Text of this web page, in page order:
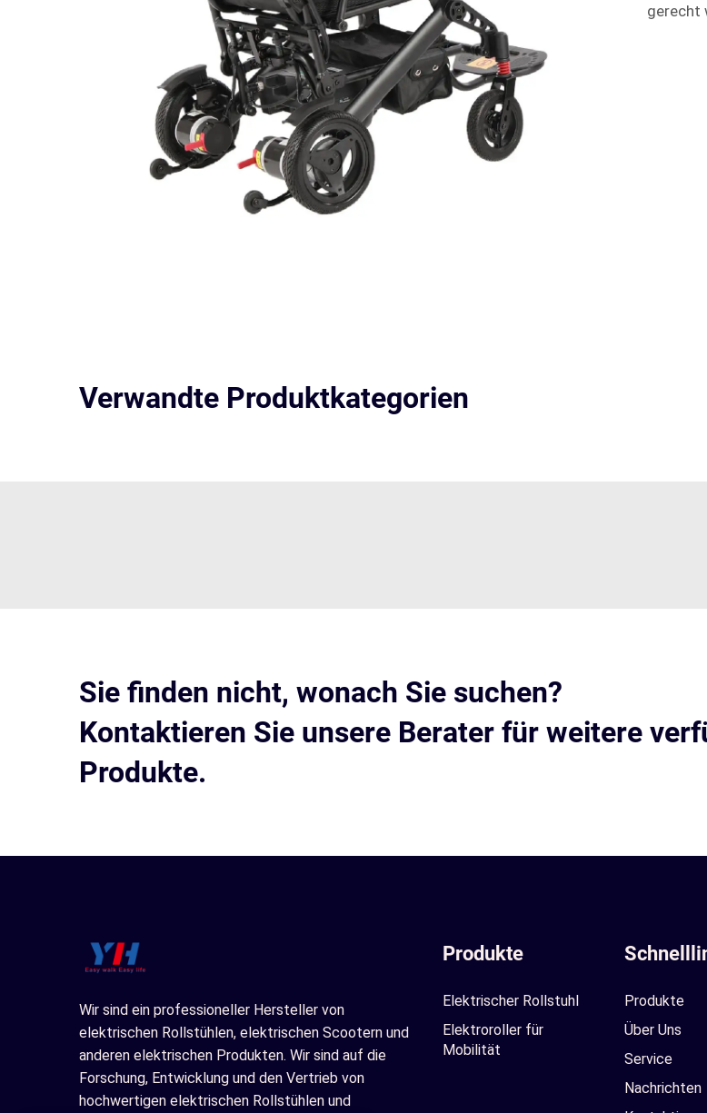
gerecht
Verwandte Produktkategorien
Sie finden nicht, wonach Sie suchen?
Kontaktieren Sie unsere Berater für weitere
Produkte.
Wir sind ein professioneller Hersteller von
elektrischen Rollstühlen, elektrischen Scootern und
anderen elektrischen Produkten. Wir sind auf die
Forschung, Entwicklung und den Vertrieb von
hochwertigen elektrischen Rollstühlen und
Produkte
Elektrischer Rollstuhl
Elektroroller für
Mobilität
Produkte
Über Uns
Service
Nachrichten